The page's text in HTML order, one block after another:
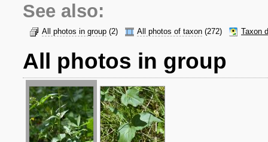
See also:
All photos in group (2) All photos of taxon (272) Taxon
All photos in group